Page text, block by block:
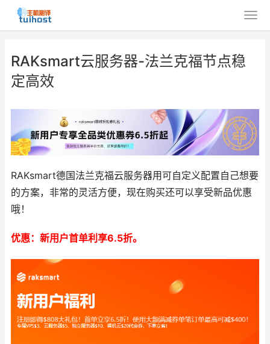
RAKsmart云服务器-法兰克福节点稳
定高效
RAKsmart德国法兰克福云服务器用可自定义配置自己想要
的方案，非常的灵活方便，现在购买还可以享受新品优惠
哦！
优惠：新用户首单利享6.5折。